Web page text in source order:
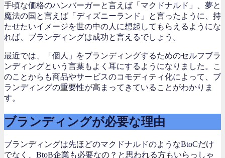
手頃な価格のハンバーガーと言えば「マクドナルド」、夢と
魔法の国と言えば「ディズニーランド」と言ったように、持
たせたいイメージを世の中の人に想起してもらえるようにな
れば、ブランディングは成功と言えるでしょう。
最近では、「個人」をブランディングするためのセルフブラ
ンディングという言葉もよく耳にするようになりました。こ
のことからも商品やサービスのコモディティ化によって、ブ
ランディングの重要性が高まってきていることがわかりま
す。
ブランディングが必要な理由
ブランディングは先ほどのマクドナルドのようなBtoCだけ
でなく、BtoB企業も必要なの？と思われる方もいらっしゃ